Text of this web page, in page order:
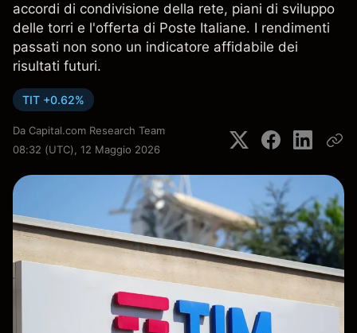
accordi di condivisione della rete, piani di sviluppo
delle torri e l'offerta di Poste Italiane. I rendimenti
passati non sono un indicatore affidabile dei
risultati futuri.
TIT +0.62%
Da Capital.com Research Team
08:32 (UTC), 12 Maggio 2026